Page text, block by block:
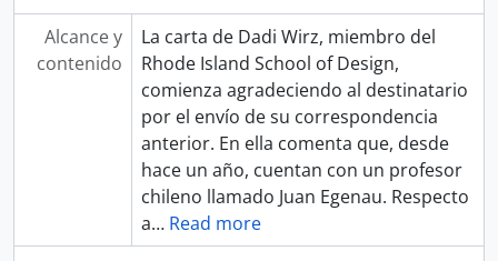
Alcance y
contenido
La carta de Dadi Wirz, miembro del
Rhode Island School of Design,
comienza agradeciendo al destinatario
por el envío de su correspondencia
anterior. En ella comenta que, desde
hace un año, cuentan con un profesor
chileno llamado Juan Egenau. Respecto
a… Read more